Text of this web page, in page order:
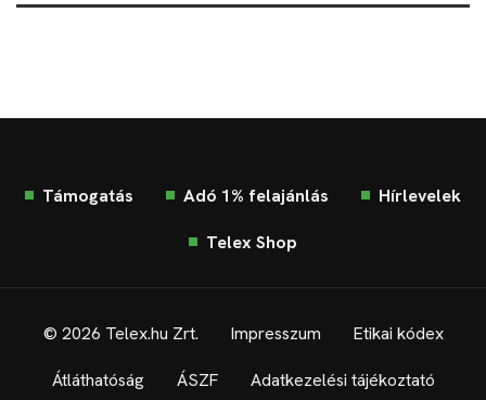
Támogatás Adó 1% felajánlás Hírlevelek
Telex Shop
© 2026 Telex.hu Zrt. Impresszum Etikai kódex
Átláthatóság ÁSZF Adatkezelési tájékoztató